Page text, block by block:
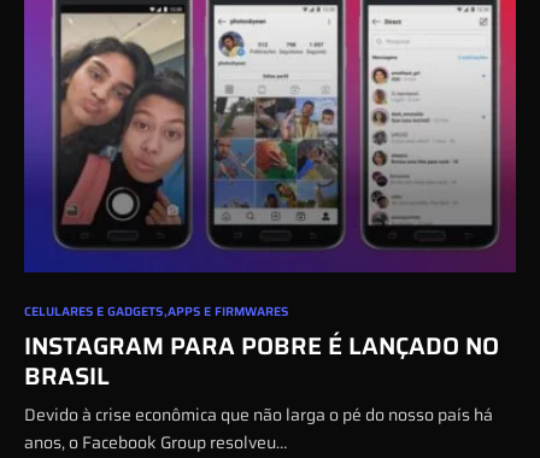
0
CELULARES E GADGETS APPS E FIRMWARES
INSTAGRAM PARA POBRE É LANÇADO NO
BRASIL
Devido à crise econômica que não larga o pé do nosso país há
anos, o Facebook Group resolveu…